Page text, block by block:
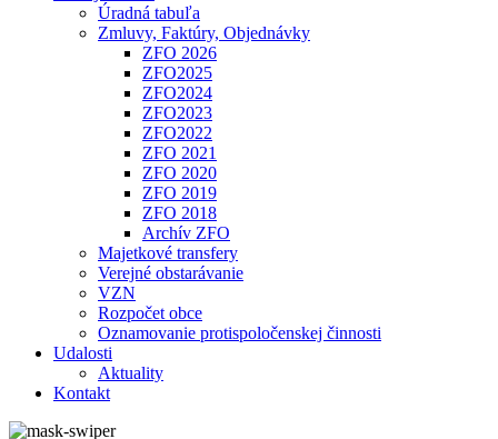
Úradná tabuľa
Zmluvy, Faktúry, Objednávky
ZFO 2026
ZFO2025
ZFO2024
ZFO2023
ZFO2022
ZFO 2021
ZFO 2020
ZFO 2019
ZFO 2018
Archív ZFO
Majetkové transfery
Verejné obstarávanie
VZN
Rozpočet obce
Oznamovanie protispoločenskej činnosti
Udalosti
Aktuality
Kontakt